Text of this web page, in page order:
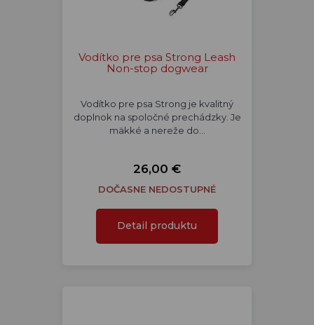
Vodítko pre psa Strong Leash
Non-stop dogwear
Vodítko pre psa Strong je kvalitný
doplnok na spoločné prechádzky. Je
mäkké a nereže do…
26,00 €
DOČASNE NEDOSTUPNÉ
Detail produktu